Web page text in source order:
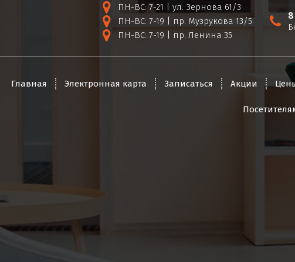
ПН-ВС: 7-21 | ул. Зернова 61/3
ПН-ВС: 7-19 | пр. Музрукова 13/5
ПН-ВС: 7-19 | пр. Ленина 35
Главная Электронная карта Записаться Акции